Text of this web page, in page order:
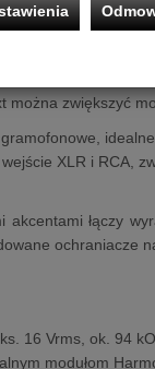
trybu wyjścia:
scenariuszy
można zwiększyć
idealne
XLR i RCA,
akcentami łączy
ochraniacze
16 Vrms, ok. 94
modułom